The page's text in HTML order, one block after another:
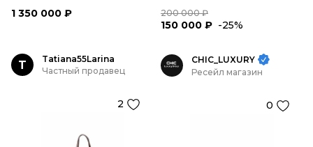
1 350 000 ₽
200 000 ₽
150 000 ₽ -25%
T
Tatiana55Larina
Частный продавец
2
CHIC_LUXURY
Ресейл магазин
0